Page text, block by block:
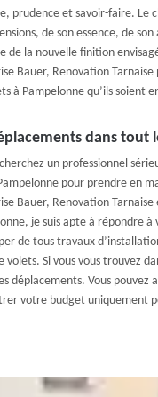
prudence et savoir-faire. Le
de son essence, de
de la nouvelle finition
Bauer, Renovation
à Pampelonne qu’ils soient
dans tout
un professionnel
pour prendre en
Bauer, Renovation
je suis apte à répondre
de tous travaux
volets. Si vous vous trouvez
déplacements. Vous
votre budget uniquement